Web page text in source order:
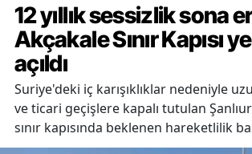
12 yıllık sessizlik sona
Akçakale Sınır Kapısı
açıldı
Suriye'deki iç karışıklıklar nedeniyle
ve ticari geçişlere kapalı tutulan
sınır kapısında beklenen hareketlilik